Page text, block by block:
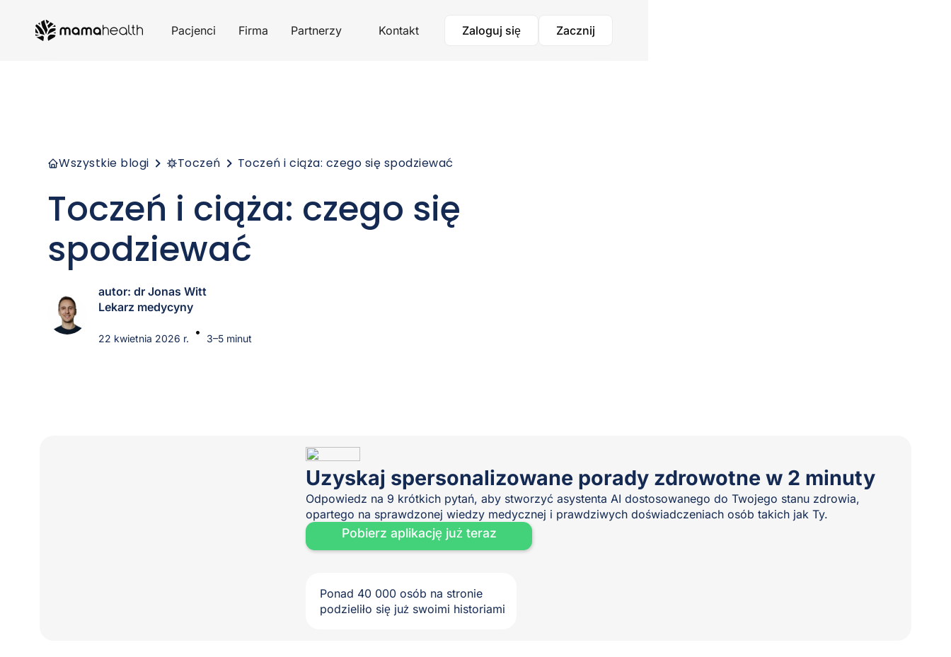
Pacjenci Firma Partnerzy Kontakt Zaloguj się Zacznij
Wszystkie blogi Toczeń Toczeń i ciąża: czego się spodziewać
Toczeń i ciąża: czego się
spodziewać
autor: dr Jonas Witt
Lekarz medycyny
22 kwietnia 2026 r. • 3–5 minut
Uzyskaj spersonalizowane porady zdrowotne w 2 minuty
Odpowiedz na 9 krótkich pytań, aby stworzyć asystenta AI dostosowanego do Twojego stanu zdrowia,
opartego na sprawdzonej wiedzy medycznej i prawdziwych doświadczeniach osób takich jak Ty.
Pobierz aplikację już teraz
Ponad 40 000 osób na stronie
podzieliło się już swoimi historiami